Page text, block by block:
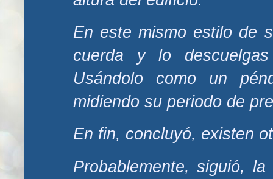
En este mismo estilo de
cuerda y lo
Usándolo como un
midiendo su periodo de
En fin, concluyó, existen
Probablemente, siguió,